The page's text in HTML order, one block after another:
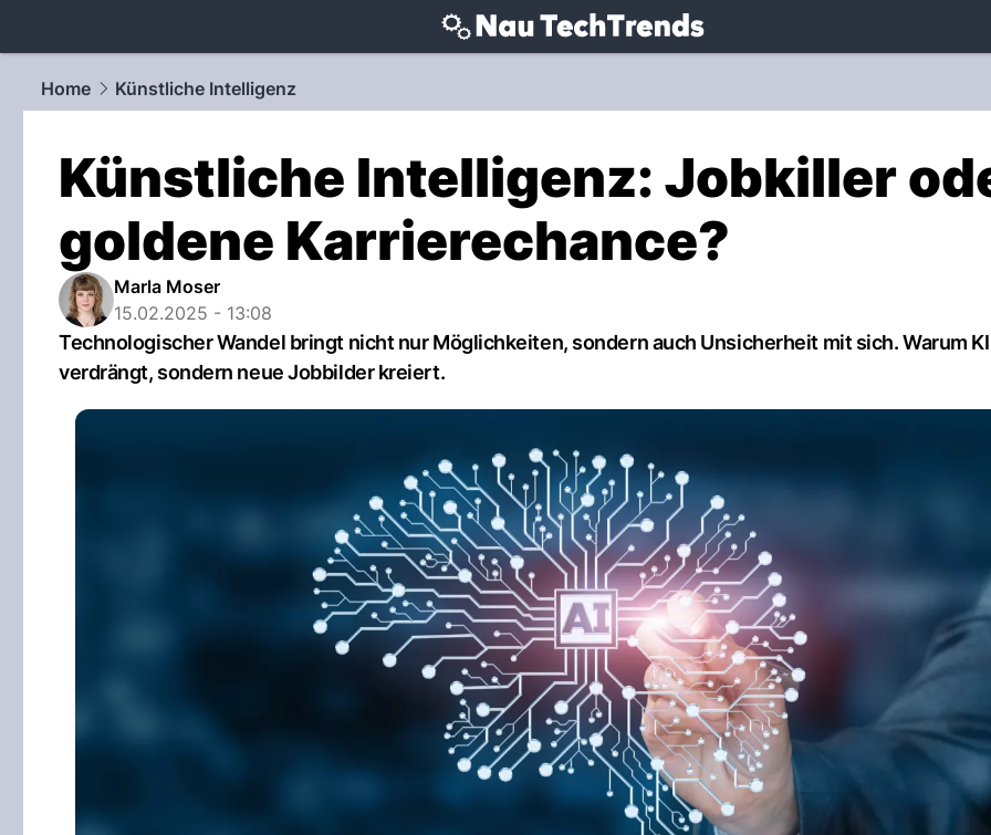
techtrends.NAU.ch
Home
Künstliche Intelligenz
Künstliche Intelligenz: Jobkiller
goldene Karrierechance?
Marla Moser
15.02.2025 - 13:08
Technologischer Wandel bringt nicht nur Möglichkeiten, sondern auch Unsicherheit mit sich. Warum
verdrängt, sondern neue Jobbilder kreiert.